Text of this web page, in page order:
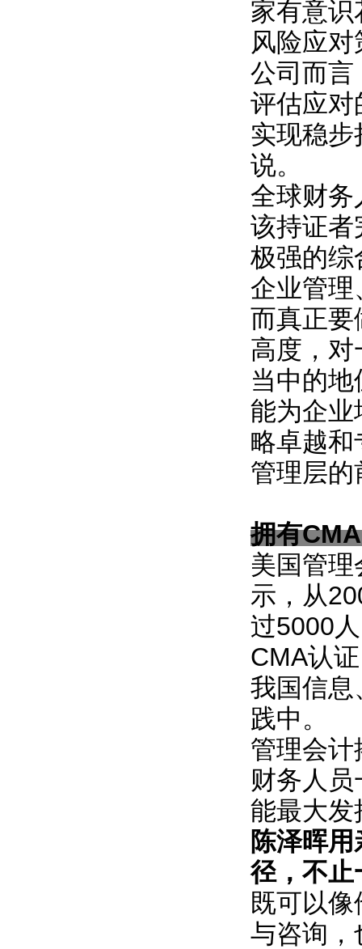
家有意
风险应
公司而言
评估应对
实现稳步
说。
全球财务
该持证者
极强的综
企业管理
而真正要
高度，
当中的
能为企业
略卓越和
管理层的
拥有
美国管
示，从
过5000
CMA认
我国信息
践中。
管理会
财务人
能最大发
陈泽晖
径，不止
既可以
与咨询，